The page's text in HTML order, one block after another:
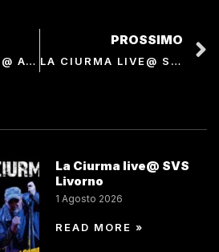
LA CIURMA LIVE@ AGRIRISTORANTE TENUTA ISABELLA
PROSSIMO
LA CIURMA LIVE@ SARDELLI LOUNGE BAR
La Ciurma live@ SVS
Livorno
1 Agosto 2026
READ MORE »